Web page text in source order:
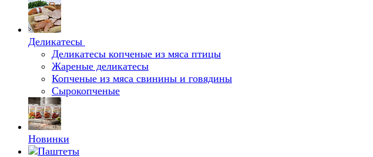
Деликатесы
Деликатесы копченые из мяса птицы
Жареные деликатесы
Копченые из мяса свинины и говядины
Сырокопченые
Новинки